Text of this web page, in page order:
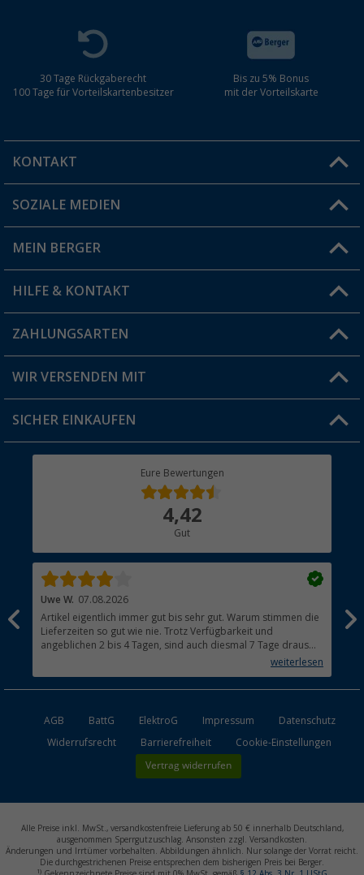
30 Tage Rückgaberecht
100 Tage für Vorteilskartenbesitzer
Bis zu 5% Bonus
mit der Vorteilskarte
KONTAKT
Du hast eine Frage?
Filiale finden
SOZIALE MEDIEN
MEIN BERGER
Vorteilskarte
Blog
Jobs & Karriere
HILFE & KONTAKT
FAQ & Kontakt
Versandinformationen
Rücksendung
ZAHLUNGSARTEN
WIR VERSENDEN MIT
SICHER EINKAUFEN
Eure Bewertungen
4,42
Gut
Uwe W. 07.08.2026
Artikel eigentlich immer gut bis sehr gut. Warum stimmen die
Lieferzeiten so gut wie nie. Trotz Verfügbarkeit und
angeblichen 2 bis 4 Tagen, sind auch diesmal 7 Tage draus
geworden. Aus den Niederlanden brauchen Paketeweiterlesen
AGB BattG ElektroG Impressum
Datenschutz
Widerrufsrecht
Barrierefreiheit Cookie-Einstellungen
Vertrag widerrufen
Alle Preise inkl. MwSt., versandkostenfreie Lieferung ab 50 € innerhalb Deutschland,
ausgenommen Sperrgutzuschlag. Ansonsten zzgl. Versandkosten.
Änderungen und Irrtümer vorbehalten. Abbildungen ähnlich. Nur solange der Vorrat reicht.
Die durchgestrichenen Preise entsprechen dem bisherigen Preis bei Berger.
1)